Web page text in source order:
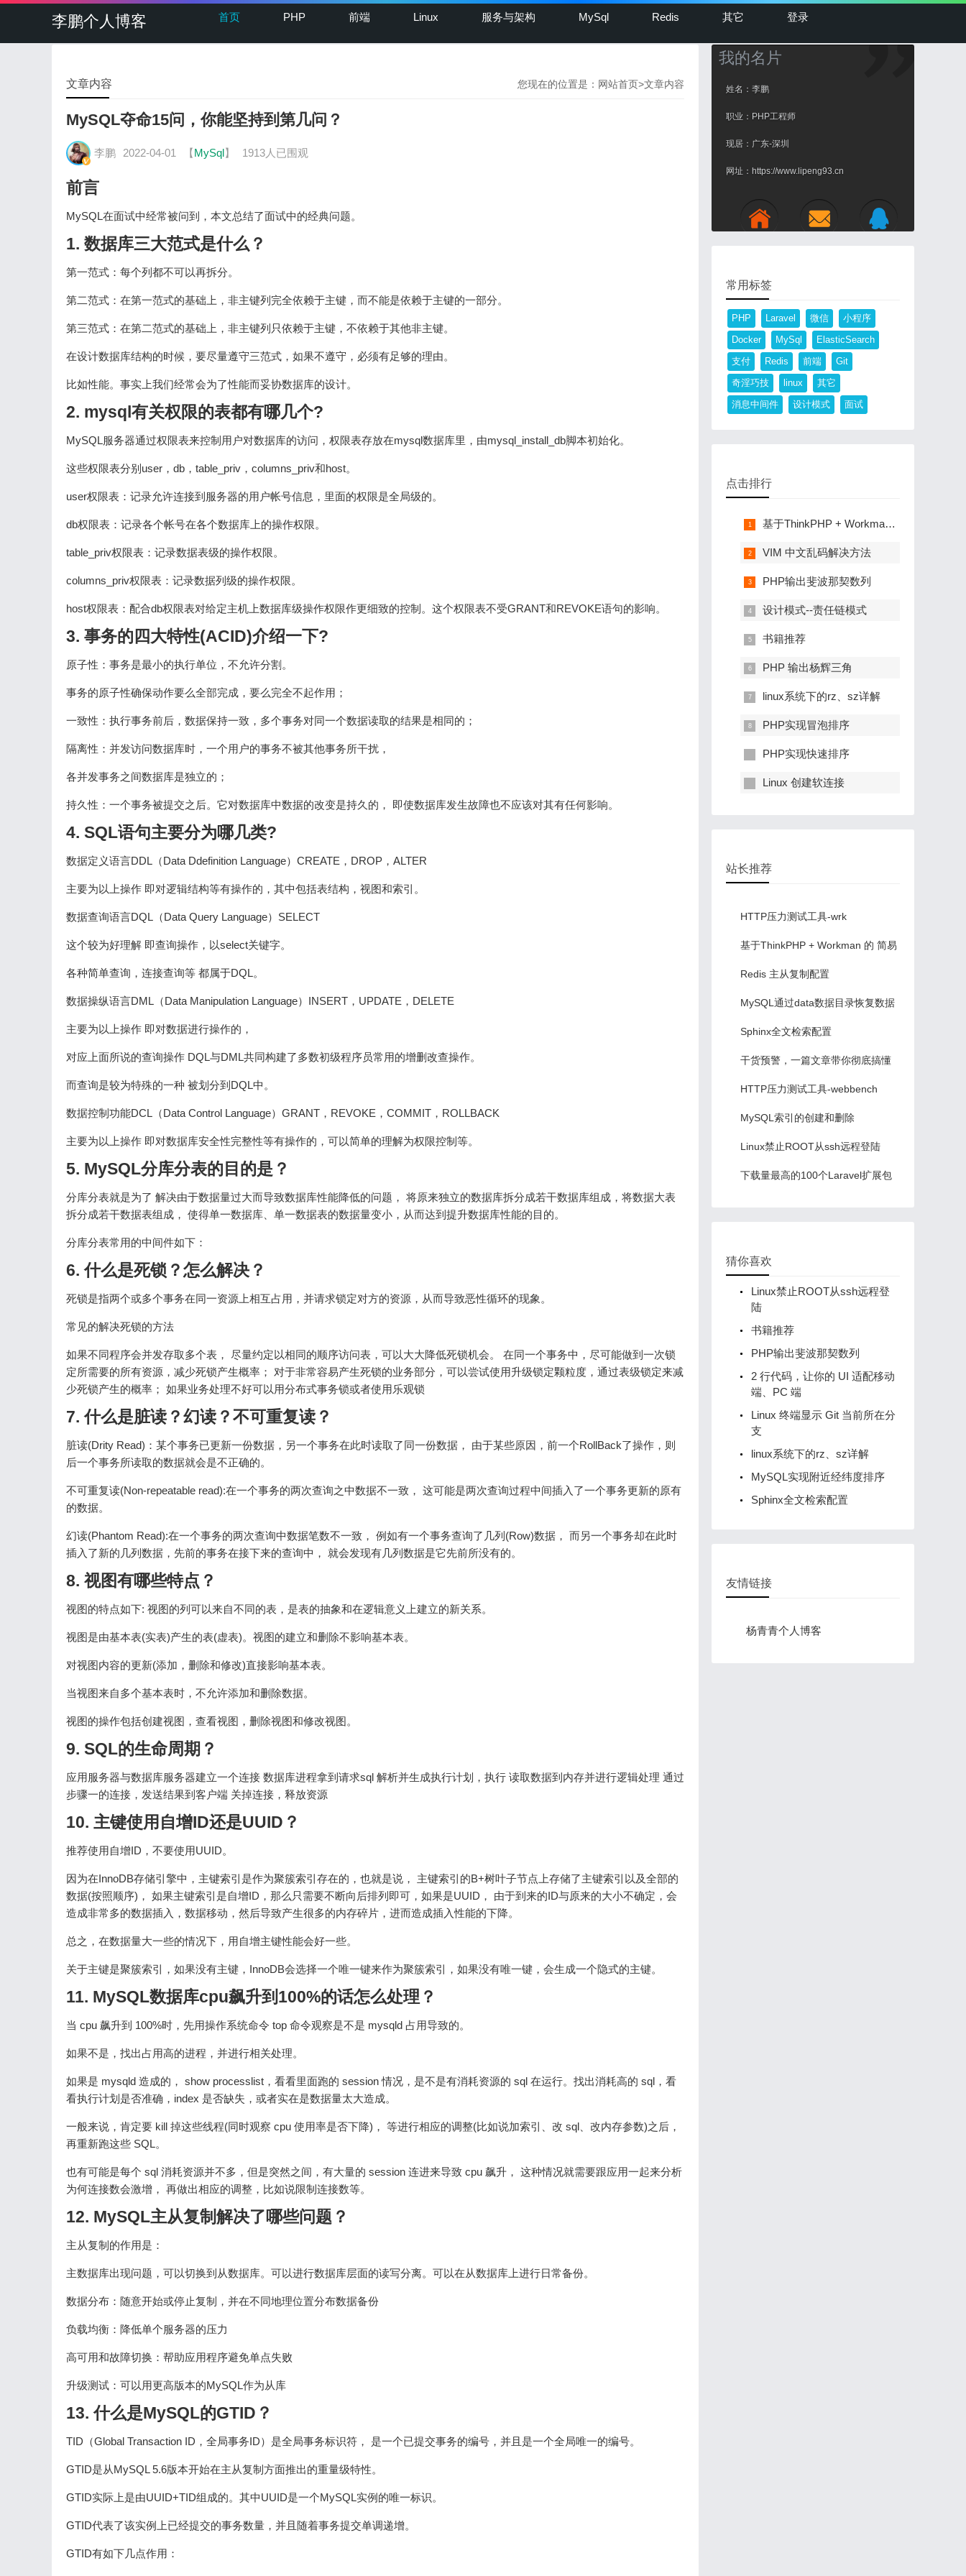
李鹏个人博客 首页 PHP 前端 Linux 服务与架构 MySql Redis 其它 登录
您现在的位置是： 网站首页>文章内容
文章内容
MySQL夺命15问，你能坚持到第几问？
李鹏 2022-04-01 【MySql】 1913人已围观
前言
MySQL在面试中经常被问到，本文总结了面试中的经典问题。
1. 数据库三大范式是什么？
第一范式：每个列都不可以再拆分。
第二范式：在第一范式的基础上，非主键列完全依赖于主键，而不能是依赖于主键的一部分。
第三范式：在第二范式的基础上，非主键列只依赖于主键，不依赖于其他非主键。
在设计数据库结构的时候，要尽量遵守三范式，如果不遵守，必须有足够的理由。
比如性能。事实上我们经常会为了性能而妥协数据库的设计。
2. mysql有关权限的表都有哪几个?
MySQL服务器通过权限表来控制用户对数据库的访问，权限表存放在mysql数据库里，由mysql_install_db脚本初始化。
这些权限表分别user，db，table_priv，columns_priv和host。
user权限表：记录允许连接到服务器的用户帐号信息，里面的权限是全局级的。
db权限表：记录各个帐号在各个数据库上的操作权限。
table_priv权限表：记录数据表级的操作权限。
columns_priv权限表：记录数据列级的操作权限。
host权限表：配合db权限表对给定主机上数据库级操作权限作更细致的控制。这个权限表不受GRANT和REVOKE语句的影响。
3. 事务的四大特性(ACID)介绍一下?
原子性：事务是最小的执行单位，不允许分割。
事务的原子性确保动作要么全部完成，要么完全不起作用；
一致性：执行事务前后，数据保持一致，多个事务对同一个数据读取的结果是相同的；
隔离性：并发访问数据库时，一个用户的事务不被其他事务所干扰，
各并发事务之间数据库是独立的；
持久性：一个事务被提交之后。它对数据库中数据的改变是持久的， 即使数据库发生故障也不应该对其有任何影响。
4. SQL语句主要分为哪几类?
数据定义语言DDL（Data Ddefinition Language）CREATE，DROP，ALTER
主要为以上操作 即对逻辑结构等有操作的，其中包括表结构，视图和索引。
数据查询语言DQL（Data Query Language）SELECT
这个较为好理解 即查询操作，以select关键字。
各种简单查询，连接查询等 都属于DQL。
数据操纵语言DML（Data Manipulation Language）INSERT，UPDATE，DELETE
主要为以上操作 即对数据进行操作的，
对应上面所说的查询操作 DQL与DML共同构建了多数初级程序员常用的增删改查操作。
而查询是较为特殊的一种 被划分到DQL中。
数据控制功能DCL（Data Control Language）GRANT，REVOKE，COMMIT，ROLLBACK
主要为以上操作 即对数据库安全性完整性等有操作的，可以简单的理解为权限控制等。
5. MySQL分库分表的目的是？
分库分表就是为了 解决由于数据量过大而导致数据库性能降低的问题， 将原来独立的数据库拆分成若干数据库组成，将数据大表
拆分成若干数据表组成， 使得单一数据库、单一数据表的数据量变小，从而达到提升数据库性能的目的。
分库分表常用的中间件如下：
6. 什么是死锁？怎么解决？
死锁是指两个或多个事务在同一资源上相互占用，并请求锁定对方的资源，从而导致恶性循环的现象。
常见的解决死锁的方法
如果不同程序会并发存取多个表， 尽量约定以相同的顺序访问表，可以大大降低死锁机会。 在同一个事务中，尽可能做到一次锁
定所需要的所有资源，减少死锁产生概率； 对于非常容易产生死锁的业务部分，可以尝试使用升级锁定颗粒度，通过表级锁定来减
少死锁产生的概率； 如果业务处理不好可以用分布式事务锁或者使用乐观锁
7. 什么是脏读？幻读？不可重复读？
脏读(Drity Read)：某个事务已更新一份数据，另一个事务在此时读取了同一份数据， 由于某些原因，前一个RollBack了操作，则
后一个事务所读取的数据就会是不正确的。
不可重复读(Non-repeatable read):在一个事务的两次查询之中数据不一致， 这可能是两次查询过程中间插入了一个事务更新的原有
的数据。
幻读(Phantom Read):在一个事务的两次查询中数据笔数不一致， 例如有一个事务查询了几列(Row)数据， 而另一个事务却在此时
插入了新的几列数据，先前的事务在接下来的查询中， 就会发现有几列数据是它先前所没有的。
8. 视图有哪些特点？
视图的特点如下: 视图的列可以来自不同的表，是表的抽象和在逻辑意义上建立的新关系。
视图是由基本表(实表)产生的表(虚表)。视图的建立和删除不影响基本表。
对视图内容的更新(添加，删除和修改)直接影响基本表。
当视图来自多个基本表时，不允许添加和删除数据。
视图的操作包括创建视图，查看视图，删除视图和修改视图。
9. SQL的生命周期？
应用服务器与数据库服务器建立一个连接 数据库进程拿到请求sql 解析并生成执行计划，执行 读取数据到内存并进行逻辑处理 通过
步骤一的连接，发送结果到客户端 关掉连接，释放资源
10. 主键使用自增ID还是UUID？
推荐使用自增ID，不要使用UUID。
因为在InnoDB存储引擎中，主键索引是作为聚簇索引存在的，也就是说， 主键索引的B+树叶子节点上存储了主键索引以及全部的
数据(按照顺序)， 如果主键索引是自增ID，那么只需要不断向后排列即可，如果是UUID， 由于到来的ID与原来的大小不确定，会
造成非常多的数据插入，数据移动，然后导致产生很多的内存碎片，进而造成插入性能的下降。
总之，在数据量大一些的情况下，用自增主键性能会好一些。
关于主键是聚簇索引，如果没有主键，InnoDB会选择一个唯一键来作为聚簇索引，如果没有唯一键，会生成一个隐式的主键。
11. MySQL数据库cpu飙升到100%的话怎么处理？
当 cpu 飙升到 100%时，先用操作系统命令 top 命令观察是不是 mysqld 占用导致的。
如果不是，找出占用高的进程，并进行相关处理。
如果是 mysqld 造成的， show processlist，看看里面跑的 session 情况，是不是有消耗资源的 sql 在运行。找出消耗高的 sql，看
看执行计划是否准确，index 是否缺失，或者实在是数据量太大造成。
一般来说，肯定要 kill 掉这些线程(同时观察 cpu 使用率是否下降)， 等进行相应的调整(比如说加索引、改 sql、改内存参数)之后，
再重新跑这些 SQL。
也有可能是每个 sql 消耗资源并不多，但是突然之间，有大量的 session 连进来导致 cpu 飙升， 这种情况就需要跟应用一起来分析
为何连接数会激增， 再做出相应的调整，比如说限制连接数等。
12. MySQL主从复制解决了哪些问题？
主从复制的作用是：
主数据库出现问题，可以切换到从数据库。可以进行数据库层面的读写分离。可以在从数据库上进行日常备份。
数据分布：随意开始或停止复制，并在不同地理位置分布数据备份
负载均衡：降低单个服务器的压力
高可用和故障切换：帮助应用程序避免单点失败
升级测试：可以用更高版本的MySQL作为从库
13. 什么是MySQL的GTID？
TID（Global Transaction ID，全局事务ID）是全局事务标识符， 是一个已提交事务的编号，并且是一个全局唯一的编号。
GTID是从MySQL 5.6版本开始在主从复制方面推出的重量级特性。
GTID实际上是由UUID+TID组成的。其中UUID是一个MySQL实例的唯一标识。
GTID代表了该实例上已经提交的事务数量，并且随着事务提交单调递增。
GTID有如下几点作用：
我的名片
姓名：李鹏
职业：PHP工程师
现居：广东-深圳
网址：https://www.lipeng93.cn
常用标签
PHP Laravel 微信
小程序
Docker
MySql
ElasticSearch
支付
Redis 前端
Git
奇淫巧技
linux
其它
消息中间件
设计模式 面试
点击排行
基于ThinkPHP + Workman 的 简易 RPC 解决方案
VIM 中文乱码解决方法
PHP输出斐波那契数列
设计模式--责任链模式
书籍推荐
PHP 输出杨辉三角
linux系统下的rz、sz详解
PHP实现冒泡排序
PHP实现快速排序
Linux 创建软连接
站长推荐
HTTP压力测试工具-wrk
基于ThinkPHP + Workman 的 简易
RPC 解决方案
Redis 主从复制配置
MySQL通过data数据目录恢复数据
Sphinx全文检索配置
干货预警，一篇文章带你彻底搞懂
Laravel 框架的运行原理
HTTP压力测试工具-webbench
MySQL索引的创建和删除
Linux禁止ROOT从ssh远程登陆
下载量最高的100个Laravel扩展包
猜你喜欢
Linux禁止ROOT从ssh远程登
陆
书籍推荐
PHP输出斐波那契数列
2 行代码，让你的 UI 适配移动
端、PC 端
Linux 终端显示 Git 当前所在分
支
linux系统下的rz、sz详解
MySQL实现附近经纬度排序
Sphinx全文检索配置
友情链接
杨青青个人博客